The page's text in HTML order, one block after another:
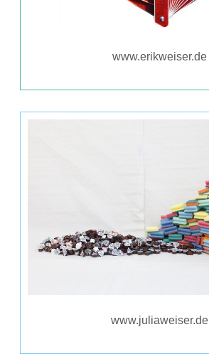
www.erikweiser.de
www.juliaweiser.de